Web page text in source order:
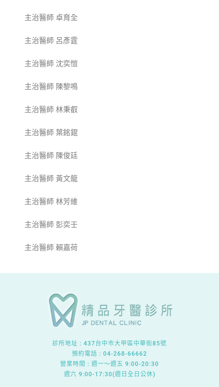
主治醫師 卓育全
主治醫師 呂彥霆
主治醫師 沈奕愷
主治醫師 陳黎鳴
主治醫師 林秉叡
主治醫師 葉銘錕
主治醫師 陳俊廷
主治醫師 黃文龍
主治醫師 林芳維
主治醫師 彭奕壬
主治醫師 賴嘉荷
診所地址 : 437台中市大甲區中華街85號
預約電話 : 04-268-66662
營業時間 : 週一～週五 9:00-20:30
週六 9:00-17:30(週日全日公休)